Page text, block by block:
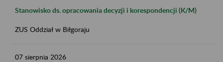
Stanowisko ds. opracowania decyzji i korespondencji (K/M)
ZUS Oddział w Biłgoraju
07 sierpnia 2026